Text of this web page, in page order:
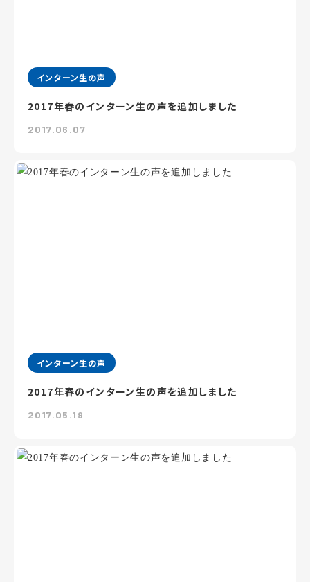
インターン生の声
2017年春のインターン生の声を追加しました
2017.06.07
インターン生の声
2017年春のインターン生の声を追加しました
2017.05.19